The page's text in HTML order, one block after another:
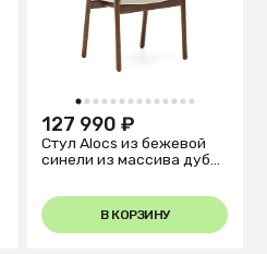
1 2 3 4 5 6 7 8 9 1011121314
127 990 ₽
Стул Alocs из бежевой
синели из массива дуба
В КОРЗИНУ